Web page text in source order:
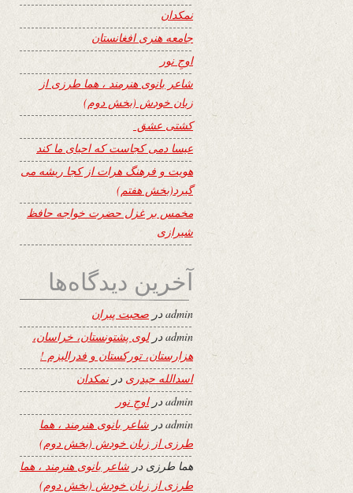
نمکدان
جامعه هنری افغانستان
اوجِ نور
شاعر بانوی هنرمند ، هما طرزی از
زبان خودش (بخش دوم)
کشتی عشق
عیسا دمی کجاست که احیای ما کند
هویت و فرهنگ هرات از کجا ریشه می
گیرد(بخش هفتم)
مخمس بر غزل حضرت خواجه حافظ
شیرازی
آخرین دیدگاه‌ها
adminدر صحبت پیران
admin درلوی پشتونستان، خراسان،
هزارستان، تورکستان و فدرالیزم !
اسدالله حیدری درنمکدان
adminدراوجِ نور
adminدر شاعر بانوی هنرمند ، هما
طرزی از زبان خودش (بخش دوم)
هما طرزی در شاعر بانوی هنرمند ، هما
طرزی از زبان خودش (بخش دوم)